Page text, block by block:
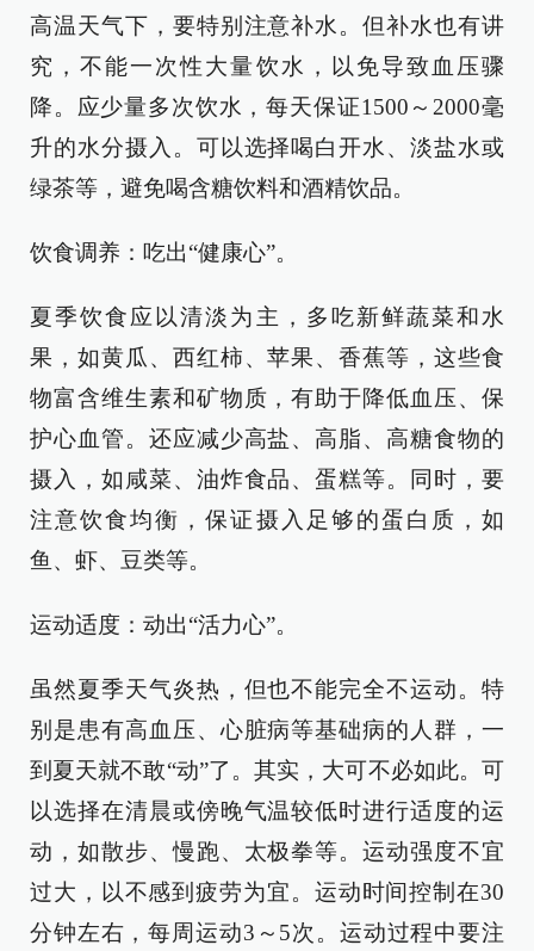
高温天气下，要特别注意补水。但补水也有讲
究，不能一次性大量饮水，以免导致血压骤
降。应少量多次饮水，每天保证1500～2000毫
升的水分摄入。可以选择喝白开水、淡盐水或
绿茶等，避免喝含糖饮料和酒精饮品。
饮食调养：吃出“健康心”。
夏季饮食应以清淡为主，多吃新鲜蔬菜和水
果，如黄瓜、西红柿、苹果、香蕉等，这些食
物富含维生素和矿物质，有助于降低血压、保
护心血管。还应减少高盐、高脂、高糖食物的
摄入，如咸菜、油炸食品、蛋糕等。同时，要
注意饮食均衡，保证摄入足够的蛋白质，如
鱼、虾、豆类等。
运动适度：动出“活力心”。
虽然夏季天气炎热，但也不能完全不运动。特
别是患有高血压、心脏病等基础病的人群，一
到夏天就不敢“动”了。其实，大可不必如此。可
以选择在清晨或傍晚气温较低时进行适度的运
动，如散步、慢跑、太极拳等。运动强度不宜
过大，以不感到疲劳为宜。运动时间控制在30
分钟左右，每周运动3～5次。运动过程中要注